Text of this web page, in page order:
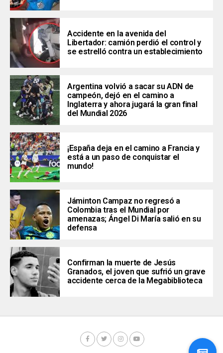
Accidente en la avenida del
Libertador: camión perdió el control y
se estrelló contra un establecimiento
Argentina volvió a sacar su ADN de
campeón, dejó en el camino a
Inglaterra y ahora jugará la gran final
del Mundial 2026
¡España deja en el camino a Francia y
está a un paso de conquistar el
mundo!
Jáminton Campaz no regresó a
Colombia tras el Mundial por
amenazas; Ángel Di María salió en su
defensa
Confirman la muerte de Jesús
Granados, el joven que sufrió un grave
accidente cerca de la Megabiblioteca